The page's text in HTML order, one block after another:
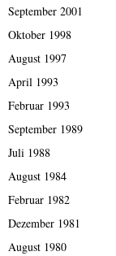
September 2001
Oktober 1998
August 1997
April 1993
Februar 1993
September 1989
Juli 1988
August 1984
Februar 1982
Dezember 1981
August 1980